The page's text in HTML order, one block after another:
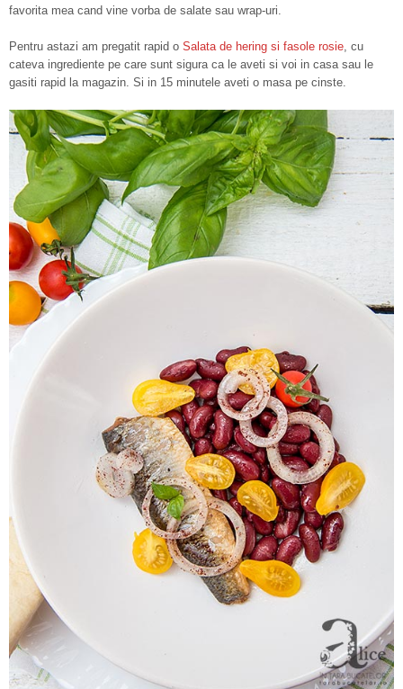
favorita mea cand vine vorba de salate sau wrap-uri.
Pentru astazi am pregatit rapid o Salata de hering si fasole rosie, cu
cateva ingrediente pe care sunt sigura ca le aveti si voi in casa sau le
gasiti rapid la magazin. Si in 15 minutele aveti o masa pe cinste.